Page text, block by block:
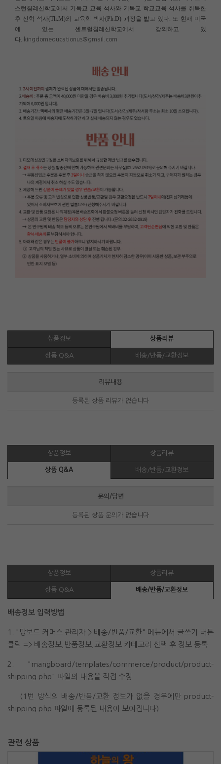
스턴침례신학교에서 기독교 교육 석사와 기독교 학교교육 석사를 취득한
후 신학 석사(Th.M)와 교육학 박사(Ph.D) 과정을 밟고 있다. 또 현재 미국
에 있는 센트럴침례신학교에서 강의하고 있
다.
kingdomeducationus@gmail.com
상품정보 상품리뷰
상품 Q&A 배송/반품/교환정보
리뷰내용
등록된 상품 리뷰가 없습니다
상품정보 상품리뷰
상품 Q&A 배송/반품/교환정보
문의/답변
등록된 상품 문의가 없습니다
상품정보 상품리뷰
상품 Q&A 배송/반품/교환정보
배송정보 입력방법
1. "망보드 커머스 관리자 > 배송/반품/교환" 메뉴에서 글쓰기 버튼
클릭 => 배송정보,반품정보,교환정보 카테고리 선택 후 정보 등록
2. "mangboard/templates/commerce/product/product-
shipping.php" 파일의 내용을 직접 수정
(1번 방식의 배송/반품/교환 정보가 없을 경우에만 product-
shipping.php 파일에 등록된 내용이 보여집니다)
관련 상품